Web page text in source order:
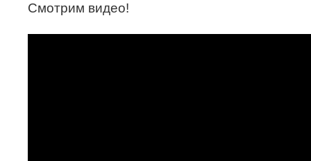
Смотрим видео!